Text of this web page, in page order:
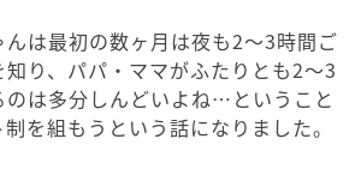
は最初の数ヶ月は夜も2〜3時間ご
知り、パパ・ママがふたりとも2〜3
のは多分しんどいよね…ということ
を組もうという話になりました。